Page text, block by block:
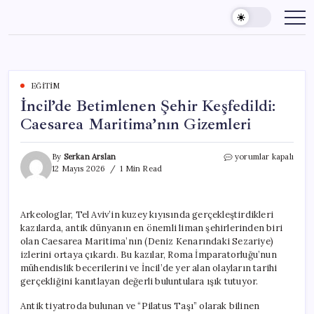
content
EĞITIM
İncil’de Betimlenen Şehir Keşfedildi:
Caesarea Maritima’nın Gizemleri
By Serkan Arslan
12 Mayıs 2026
1 Min Read
İncil’de
Maritima’nın
Gizemleri
için
yorumlar kapalı
Arkeologlar, Tel Aviv’in kuzey kıyısında gerçekleştirdikleri
kazılarda, antik dünyanın en önemli liman şehirlerinden biri
olan Caesarea Maritima’nın (Deniz Kenarındaki Sezariye)
izlerini ortaya çıkardı. Bu kazılar, Roma İmparatorluğu’nun
mühendislik becerilerini ve İncil’de yer alan olayların tarihi
gerçekliğini kanıtlayan değerli buluntulara ışık tutuyor.
Antik tiyatroda bulunan ve “Pilatus Taşı” olarak bilinen